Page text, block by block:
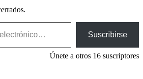
Suscribirse
Únete a otros 16 suscriptores